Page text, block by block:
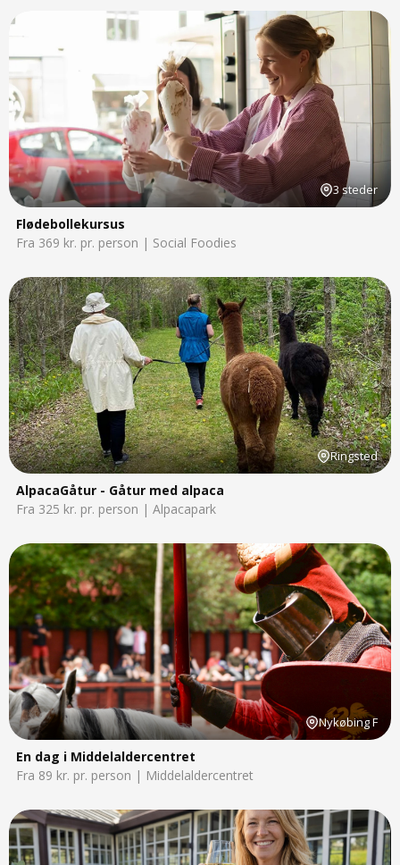
3 steder
Flødebollekursus
Fra 369 kr. pr. person | Social Foodies
Ringsted
AlpacaGåtur - Gåtur med alpaca
Fra 325 kr. pr. person | Alpacapark
Nykøbing F
En dag i Middelaldercentret
Fra 89 kr. pr. person | Middelaldercentret